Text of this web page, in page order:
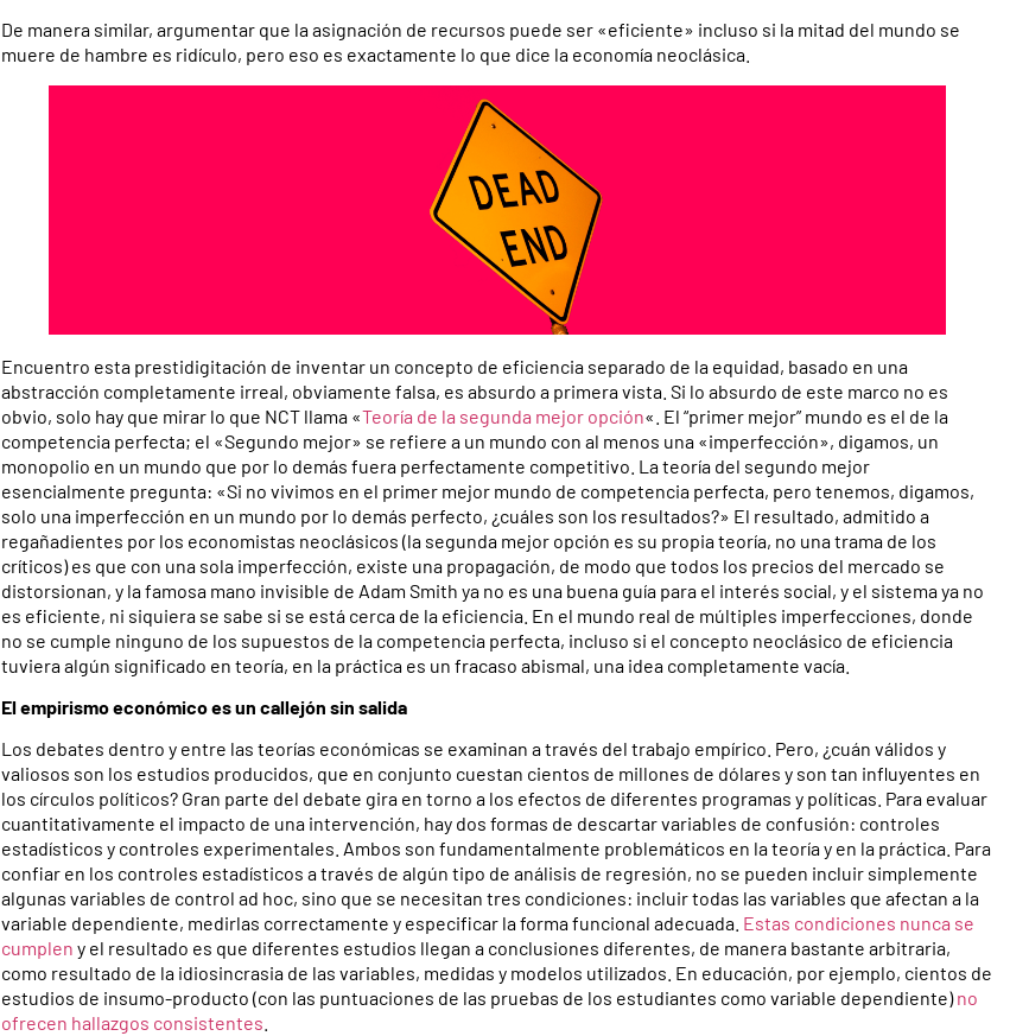
De manera similar, argumentar que la asignación de recursos puede ser «eficiente» incluso si la mitad del mundo se
muere de hambre es ridículo, pero eso es exactamente lo que dice la economía neoclásica.
Encuentro esta prestidigitación de inventar un concepto de eficiencia separado de la equidad, basado en una
abstracción completamente irreal, obviamente falsa, es absurdo a primera vista. Si lo absurdo de este marco no es
obvio, solo hay que mirar lo que NCT llama «Teoría de la segunda mejor opción«. El “primer mejor” mundo es el de la
competencia perfecta; el «Segundo mejor» se refiere a un mundo con al menos una «imperfección», digamos, un
monopolio en un mundo que por lo demás fuera perfectamente competitivo. La teoría del segundo mejor
esencialmente pregunta: «Si no vivimos en el primer mejor mundo de competencia perfecta, pero tenemos, digamos,
solo una imperfección en un mundo por lo demás perfecto, ¿cuáles son los resultados?» El resultado, admitido a
regañadientes por los economistas neoclásicos (la segunda mejor opción es su propia teoría, no una trama de los
críticos) es que con una sola imperfección, existe una propagación, de modo que todos los precios del mercado se
distorsionan, y la famosa mano invisible de Adam Smith ya no es una buena guía para el interés social, y el sistema ya no
es eficiente, ni siquiera se sabe si se está cerca de la eficiencia. En el mundo real de múltiples imperfecciones, donde
no se cumple ninguno de los supuestos de la competencia perfecta, incluso si el concepto neoclásico de eficiencia
tuviera algún significado en teoría, en la práctica es un fracaso abismal, una idea completamente vacía.
El empirismo económico es un callejón sin salida
Los debates dentro y entre las teorías económicas se examinan a través del trabajo empírico. Pero, ¿cuán válidos y
valiosos son los estudios producidos, que en conjunto cuestan cientos de millones de dólares y son tan influyentes en
los círculos políticos? Gran parte del debate gira en torno a los efectos de diferentes programas y políticas. Para evaluar
cuantitativamente el impacto de una intervención, hay dos formas de descartar variables de confusión: controles
estadísticos y controles experimentales. Ambos son fundamentalmente problemáticos en la teoría y en la práctica. Para
confiar en los controles estadísticos a través de algún tipo de análisis de regresión, no se pueden incluir simplemente
algunas variables de control ad hoc, sino que se necesitan tres condiciones: incluir todas las variables que afectan a la
variable dependiente, medirlas correctamente y especificar la forma funcional adecuada. Estas condiciones nunca se
cumplen y el resultado es que diferentes estudios llegan a conclusiones diferentes, de manera bastante arbitraria,
como resultado de la idiosincrasia de las variables, medidas y modelos utilizados. En educación, por ejemplo, cientos de
estudios de insumo-producto (con las puntuaciones de las pruebas de los estudiantes como variable dependiente)no
ofrecen hallazgos consistentes